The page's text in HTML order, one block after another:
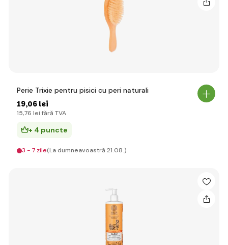
Perie Trixie pentru pisici cu peri naturali
19,06 lei
15,76 lei fără TVA
+ 4 puncte
3 - 7 zile(La dumneavoastră 21.08.)